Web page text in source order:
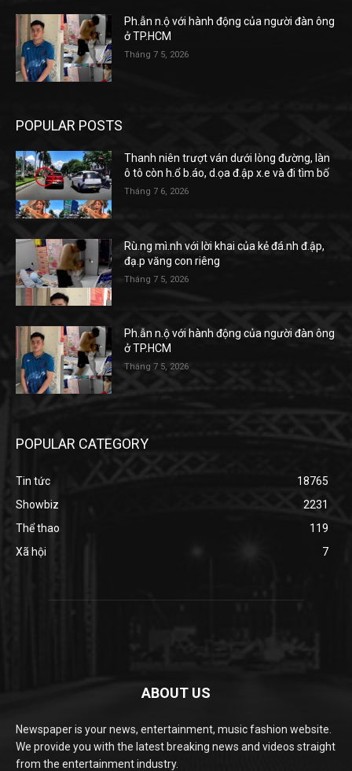
Ph.ẫn n.ộ với hành động của người đàn ông
ở TP.HCM
Tháng 7 5, 2026
POPULAR POSTS
Thanh niên trượt ván dưới lòng đường, làn
ô tô còn h.ổ b.áo, d.ọa đ.ập x.e và đi tìm bố
Tháng 7 6, 2026
Rù.ng mì.nh với lời khai của kẻ đá.nh đ.ập,
đạ.p văng con riêng
Tháng 7 5, 2026
Ph.ẫn n.ộ với hành động của người đàn ông
ở TP.HCM
Tháng 7 5, 2026
POPULAR CATEGORY
Tin tức
18765
Showbiz
2231
Thể thao
119
Xã hội
7
ABOUT US
Newspaper is your news, entertainment, music fashion website.
We provide you with the latest breaking news and videos straight
from the entertainment industry.